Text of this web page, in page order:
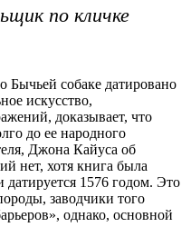
по кличке
Бычьей собаке датировано
искусство,
доказывает, что
до ее народного
Джона Кайуса об
нет, хотя книга была
1576 годом. Это
заводчики того
однако, основной